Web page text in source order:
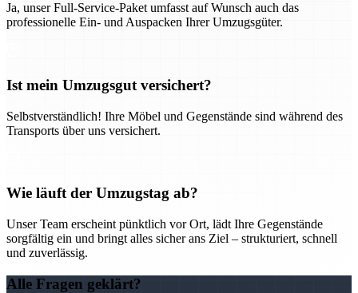
Ja, unser Full-Service-Paket umfasst auf Wunsch auch das
professionelle Ein- und Auspacken Ihrer Umzugsgüter.
Ist mein Umzugsgut versichert?
Selbstverständlich! Ihre Möbel und Gegenstände sind während des
Transports über uns versichert.
Wie läuft der Umzugstag ab?
Unser Team erscheint pünktlich vor Ort, lädt Ihre Gegenstände
sorgfältig ein und bringt alles sicher ans Ziel – strukturiert, schnell
und zuverlässig.
Alle Fragen geklärt?